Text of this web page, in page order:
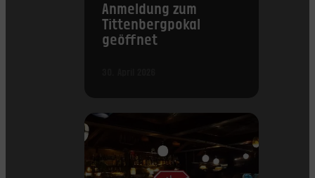
Anmeldung zum
Tittenbergpokal
geöffnet